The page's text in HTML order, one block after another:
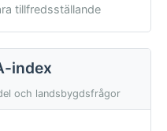
tillfredsställande
index
och landsbygdsfrågor